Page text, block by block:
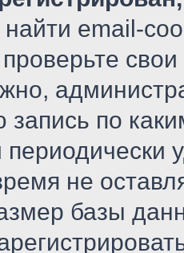
email-
запись по
не
базы